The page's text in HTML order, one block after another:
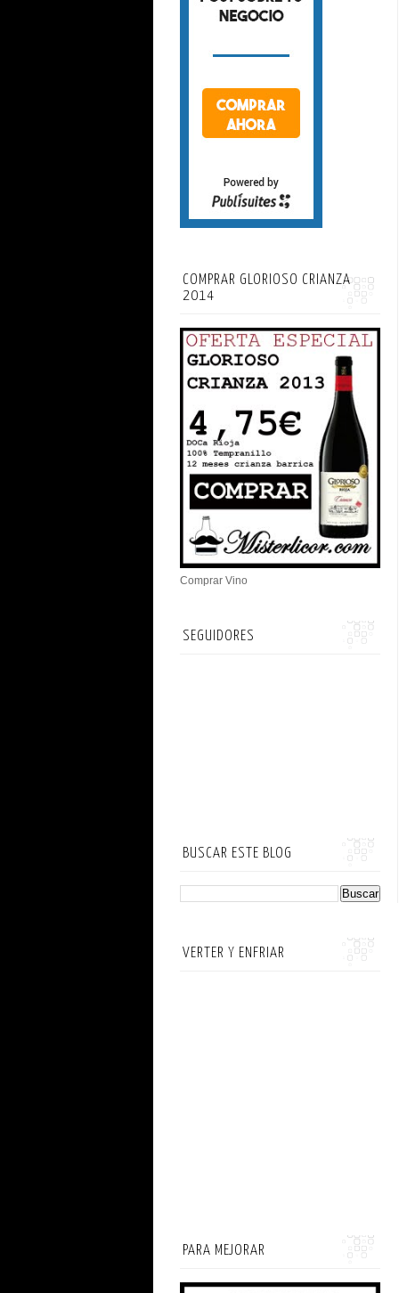
COMPRAR GLORIOSO CRIANZA
2014
Comprar Vino
SEGUIDORES
BUSCAR ESTE BLOG
VERTER Y ENFRIAR
PARA MEJORAR